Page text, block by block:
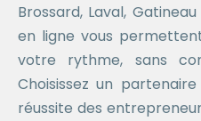
Brossard, Laval,
en ligne vous
votre rythme, sans
Choisissez un
réussite des